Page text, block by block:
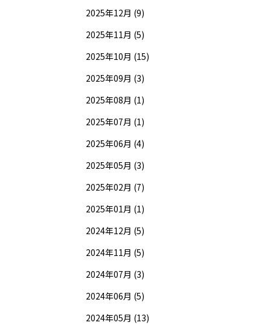
2025年12月 (9)
2025年11月 (5)
2025年10月 (15)
2025年09月 (3)
2025年08月 (1)
2025年07月 (1)
2025年06月 (4)
2025年05月 (3)
2025年02月 (7)
2025年01月 (1)
2024年12月 (5)
2024年11月 (5)
2024年07月 (3)
2024年06月 (5)
2024年05月 (13)